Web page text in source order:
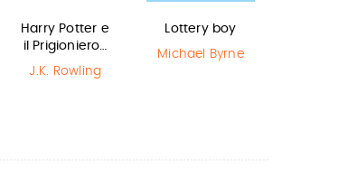
Harry Potter e
il Prigioniero…
J.K. Rowling
Lottery boy
Michael Byrne